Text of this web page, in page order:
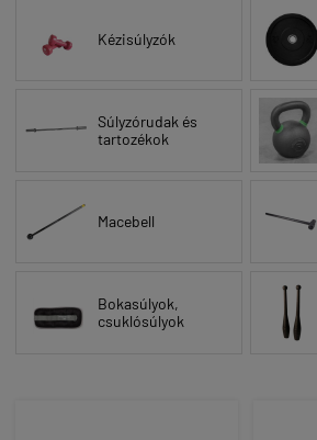
Kézisúlyzók
Súlyzórudak és
tartozékok
Macebell
Bokasúlyok,
csuklósúlyok